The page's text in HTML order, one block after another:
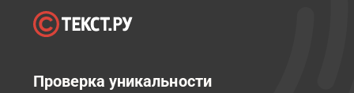
Проверка уникальности